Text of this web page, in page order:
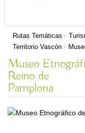
Rutas Temáticas »
Territorio Vascón »
Museo
Reino de
Pamplona